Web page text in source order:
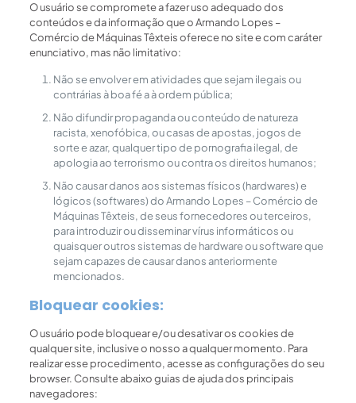
O usuário se compromete a fazer uso adequado dos
conteúdos e da informação que o Armando Lopes –
Comércio de Máquinas Têxteis oferece no site e com caráter
enunciativo, mas não limitativo:
Não se envolver em atividades que sejam ilegais ou
contrárias à boa fé a à ordem pública;
Não difundir propaganda ou conteúdo de natureza
racista, xenofóbica, ou casas de apostas, jogos de
sorte e azar, qualquer tipo de pornografia ilegal, de
apologia ao terrorismo ou contra os direitos humanos;
Não causar danos aos sistemas físicos (hardwares) e
lógicos (softwares) do Armando Lopes – Comércio de
Máquinas Têxteis, de seus fornecedores ou terceiros,
para introduzir ou disseminar vírus informáticos ou
quaisquer outros sistemas de hardware ou software que
sejam capazes de causar danos anteriormente
mencionados.
Bloquear cookies:
O usuário pode bloquear e/ou desativar os cookies de
qualquer site, inclusive o nosso a qualquer momento. Para
realizar esse procedimento, acesse as configurações do seu
browser. Consulte abaixo guias de ajuda dos principais
navegadores: